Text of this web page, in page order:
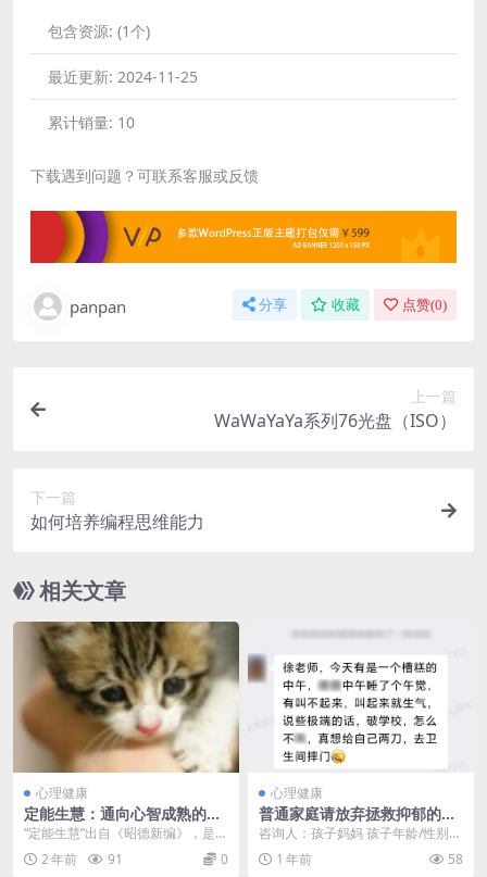
包含资源: (1个)
最近更新: 2024-11-25
累计销量: 10
下载遇到问题？可联系客服或反馈
panpan 分享 收藏 点赞(0)
上一篇
WaWaYaYa系列76光盘（ISO）
下一篇
如何培养编程思维能力
相关文章
心理健康
定能生慧：通向心智成熟的必
经之路
“定能生慧”出自《昭德新编》，是佛
家语。意思是当一个人心灵沉静、
定力强大时，智慧...
2 年前 91 0
心理健康
普通家庭请放弃拯救抑郁的孩
子！女儿抑郁后我被骗几十
件事后，孩子成功复学
咨询人：孩子妈妈 孩子年龄/性别：
16岁/女孩 指导老师：徐梦凡老师
及其团队 ...
1 年前 58